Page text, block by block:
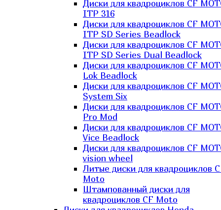
Диски для квадроциклов CF
ITP 316
Диски для квадроциклов CF
ITP SD Series Beadlock
Диски для квадроциклов CF
ITP SD Series Dual Beadlock
Диски для квадроциклов CF
Lok Beadlock
Диски для квадроциклов CF
System Six
Диски для квадроциклов CF
Pro Mod
Диски для квадроциклов CF
Vice Beadlock
Диски для квадроциклов CF
vision wheel
Литые диски для квадроциклов
Moto
Штампованный диски для
квадроциклов CF Moto